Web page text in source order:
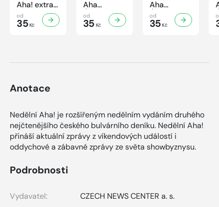
Aha! extra
č.3/2026
Úsporná
od
35Kč
Aha
Úsporná
kuchařka -
od
35Kč
Aha
Úsporná
kuchařka
od
35Kč
Anotace
Nedělní Aha! je rozšířeným nedělním vydáním druhého
nejčtenějšího českého bulvárního deníku. Nedělní Aha!
přináší aktuální zprávy z víkendových událostí i
oddychové a zábavné zprávy ze světa showbyznysu.
Podrobnosti
Vydavatel:
CZECH NEWS CENTER a. s.